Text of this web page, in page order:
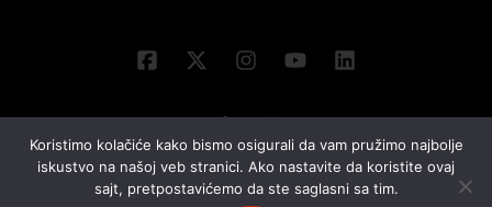
© 2026 NOVA EKONOMIJA | SVA PRAVA ZADŽANA | DEVELOPED BY
Koristimo kolačiće kako bismo osigurali da vam pružimo najbolje
iskustvo na našoj veb stranici. Ako nastavite da koristite ovaj
sajt, pretpostavićemo da ste saglasni sa tim.